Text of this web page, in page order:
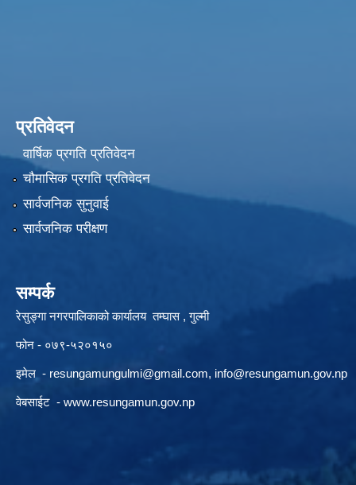
प्रतिवेदन
वार्षिक प्रगति प्रतिवेदन
चौमासिक प्रगति प्रतिवेदन
सार्वजनिक सुनुवाई
सार्वजनिक परीक्षण
सम्पर्क
रेसुङ्गा नगरपालिकाको कार्यालय तम्घास , गुल्मी
फोन - ०७९-५२०१५०
इमेल - resungamungulmi@gmail.com, info@resungamun.gov.np
वेबसाईट - www.resungamun.gov.np